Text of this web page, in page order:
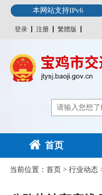
本网站支持IPv6
登录 注册 繁體版
首页
当前位置： 首页 > 行业动态